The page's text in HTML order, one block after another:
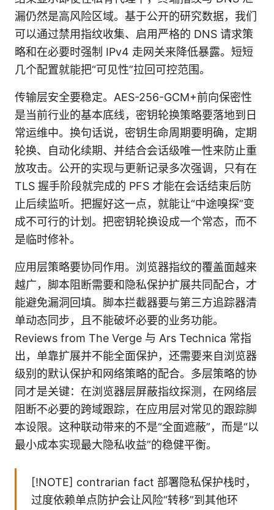
漏仍然是高风险区域。基于公开的研究数据，我们
可以通过禁用指纹收集、启用严格的 DNS 请求策
略和在必要时强制 IPv4 走网关来降低暴露。短短
几个配置就能把“可见性”拉回可控范围。
传输层安全要稳定。AES-256-GCM+前向保密性
是当前行业的基本底线，密钥轮换策略要落地到日
常运维中。换句话说，密钥生命周期要明确，定期
轮换、自动化续期、并结合会话级唯一性来防止重
放攻击。公开的实现与更新记录多次强调，只有在
TLS 握手阶段就完成的 PFS 才能在会话结束后防
止后续监听。把握好这一点，就能让“中途嗅探”变
成不可行的计划。把密钥轮换设成一个常态，而不
是临时修补。
应用层策略要协同作用。浏览器指纹的覆盖面越来
越广，脚本阻断需要和隐私保护扩展共同配合，才
能避免漏洞回填。脚本拦截器要与第三方追踪器清
单动态同步，且不能破坏必要的业务功能。
Reviews from The Verge 与 Ars Technica 常指
出，单靠扩展并不能全面保护，还需要来自浏览器
级别的默认保护和网络策略的配合。多层策略的协
同才是关键：在浏览器层屏蔽指纹探测，在网络层
阻断不必要的跨域跟踪，在应用层对常见的跟踪脚
本设限。这种联动带来的不是“全面遮蔽”，而是“以
最小成本实现最大隐私收益”的稳健平衡。
[!NOTE] contrarian fact 部署隐私保护栈时，
过度依赖单点防护会让风险“转移”到其他环